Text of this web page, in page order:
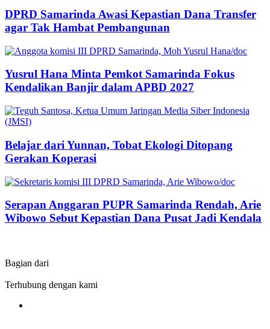
DPRD Samarinda Awasi Kepastian Dana Transfer
agar Tak Hambat Pembangunan
Yusrul Hana Minta Pemkot Samarinda Fokus
Kendalikan Banjir dalam APBD 2027
Belajar dari Yunnan, Tobat Ekologi Ditopang
Gerakan Koperasi
Serapan Anggaran PUPR Samarinda Rendah, Arie
Wibowo Sebut Kepastian Dana Pusat Jadi Kendala
Bagian dari
Terhubung dengan kami